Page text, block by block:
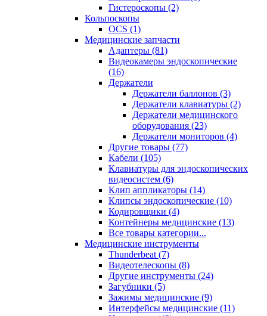
Гистероскопы (2)
Кольпоскопы
OCS (1)
Медицинские запчасти
Адаптеры (81)
Видеокамеры эндоскопические
(16)
Держатели
Держатели баллонов (3)
Держатели клавиатуры (2)
Держатели медицинского
оборудования (23)
Держатели мониторов (4)
Другие товары (77)
Кабели (105)
Клавиатуры для эндоскопических
видеосистем (6)
Клип аппликаторы (14)
Клипсы эндоскопические (10)
Кодировщики (4)
Контейнеры медицинские (13)
Все товары категории...
Медицинские инструменты
Thunderbeat (7)
Видеотелескопы (8)
Другие инструменты (24)
Загубники (5)
Зажимы медицинские (9)
Интерфейсы медицинские (11)